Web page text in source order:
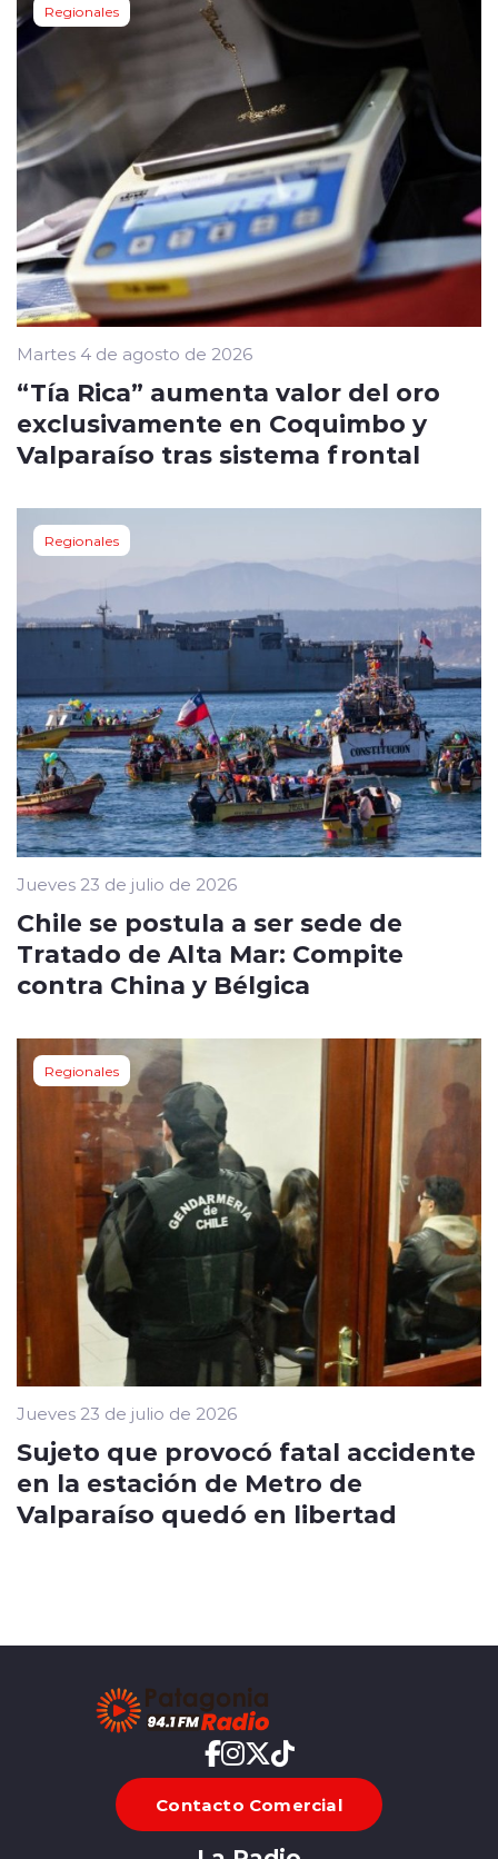
Regionales
Martes 4 de agosto de 2026
“Tía Rica” aumenta valor del oro
exclusivamente en Coquimbo y
Valparaíso tras sistema frontal
Regionales
Jueves 23 de julio de 2026
Chile se postula a ser sede de
Tratado de Alta Mar: Compite
contra China y Bélgica
Regionales
Jueves 23 de julio de 2026
Sujeto que provocó fatal accidente
en la estación de Metro de
Valparaíso quedó en libertad
Contacto Comercial